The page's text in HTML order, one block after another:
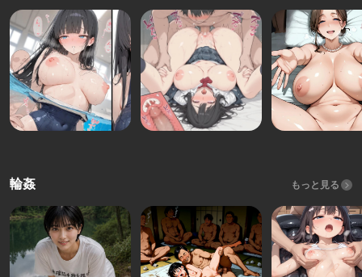
輪姦 もっと見る